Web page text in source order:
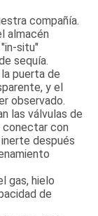
compañía.
almacén
situ"
sequía.
puerta de
y el
observado.
las válvulas de
conectar con
después
gas, hielo
de